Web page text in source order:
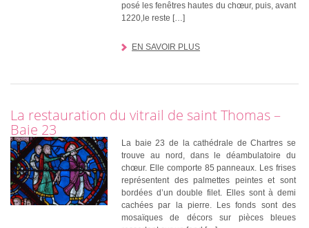
posé les fenêtres hautes du chœur, puis, avant
1220,le reste […]
EN SAVOIR PLUS
La restauration du vitrail de saint Thomas –
Baie 23
La baie 23 de la cathédrale de Chartres se
trouve au nord, dans le déambulatoire du
chœur. Elle comporte 85 panneaux. Les frises
représentent des palmettes peintes et sont
bordées d’un double filet. Elles sont à demi
cachées par la pierre. Les fonds sont des
mosaïques de décors sur pièces bleues